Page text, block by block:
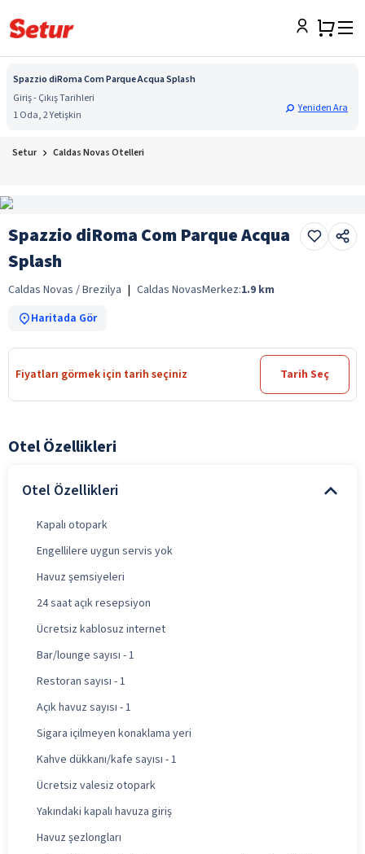
Spazzio diRoma Com Parque Acqua Splash
Giriş - Çıkış Tarihleri
1 Oda, 2 Yetişkin
Yeniden Ara
Setur Caldas Novas Otelleri
Spazzio diRoma Com Parque Acqua
Splash
Caldas Novas / Brezilya | Caldas NovasMerkez:1.9 km
Haritada Gör
Fiyatları görmek için tarih seçiniz Tarih Seç
Otel Özellikleri
Otel Özellikleri
Kapalı otopark
Engellilere uygun servis yok
Havuz şemsiyeleri
24 saat açık resepsiyon
Ücretsiz kablosuz internet
Bar/lounge sayısı - 1
Restoran sayısı - 1
Açık havuz sayısı - 1
Sigara içilmeyen konaklama yeri
Kahve dükkanı/kafe sayısı - 1
Ücretsiz valesiz otopark
Yakındaki kapalı havuza giriş
Havuz şezlongları